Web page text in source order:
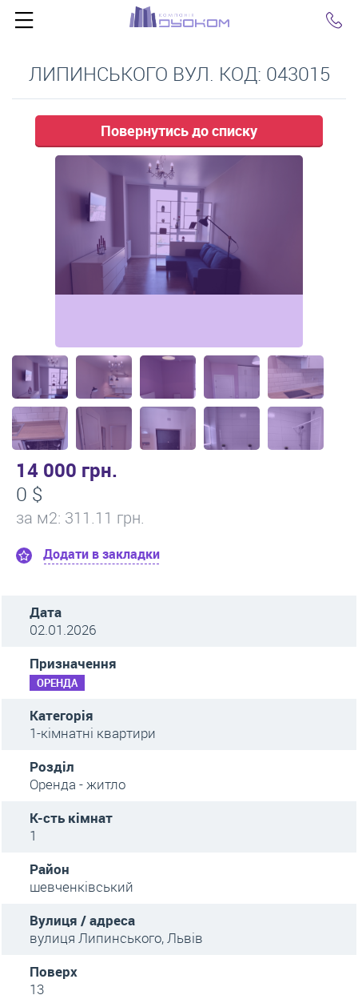
ЛИПИНСЬКОГО ВУЛ. КОД: 043015
Повернутись до списку
14 000 грн.
0 $
за м2: 311.11 грн.
Додати в закладки
Дата
02.01.2026
Призначення
ОРЕНДА
Категорія
1-кімнатні квартири
Розділ
Оренда - житло
К-сть кімнат
1
Район
шевченківський
Вулиця / адреса
вулиця Липинського, Львів
Поверх
13